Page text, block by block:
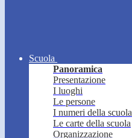
Scuola
Panoramica
Presentazione
I luoghi
Le persone
I numeri della scuola
Le carte della scuola
Organizzazione